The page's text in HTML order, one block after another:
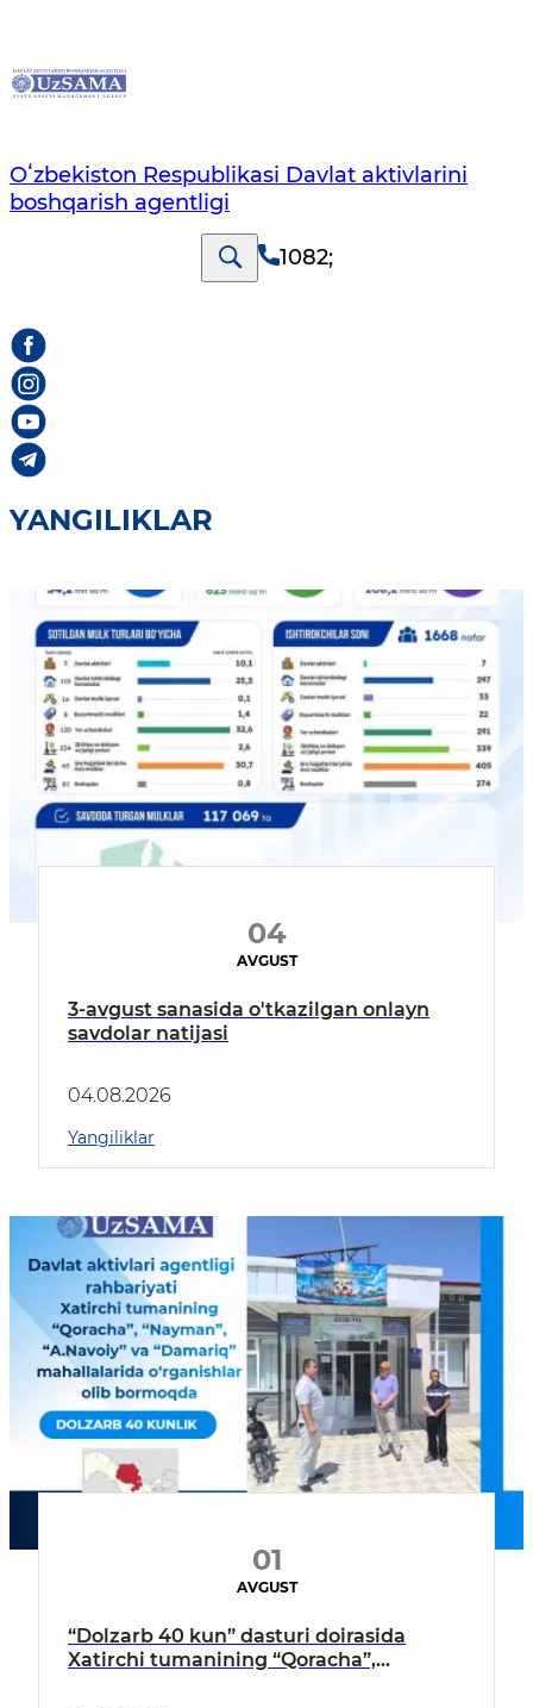
Oʻzbekiston Respublikasi Davlat aktivlarini
boshqarish agentligi
1082;
YANGILIKLAR
04
AVGUST
3-avgust sanasida o'tkazilgan onlayn
savdolar natijasi
04.08.2026
Yangiliklar
01
AVGUST
“Dolzarb 40 kun” dasturi doirasida
Xatirchi tumanining “Qoracha”,